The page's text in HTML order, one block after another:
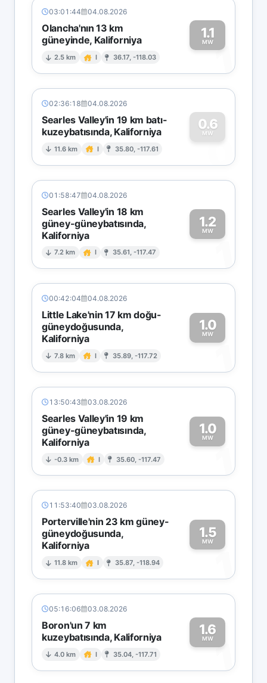
03:01:44 04.08.2026
Olancha'nın 13 km
güneyinde, Kaliforniya
2.5 km I 36.17, -118.03
1.1
MW1
02:36:18 04.08.2026
Searles Valley'in 19 km batı-
kuzeybatısında, Kaliforniya
11.6 km I 35.80, -117.61
0.6
MW
0
01:58:47 04.08.2026
Searles Valley'in 18 km
güney-güneybatısında,
Kaliforniya
7.2 km I 35.61, -117.47
1.2
MW
1
00:42:04 04.08.2026
Little Lake'nin 17 km doğu-
güneydoğusunda,
Kaliforniya
7.8 km I 35.89, -117.72
1.0
MW
1
13:50:43 03.08.2026
Searles Valley'in 19 km
güney-güneybatısında,
Kaliforniya
-0.3 km I 35.60, -117.47
1.0
MW
1
11:53:40 03.08.2026
Porterville'nin 23 km güney-
güneydoğusunda,
Kaliforniya
11.8 km I 35.87, -118.94
1.5
MW
1
05:16:06 03.08.2026
Boron'un 7 km
kuzeybatısında, Kaliforniya
4.0 km I 35.04, -117.71
1.6
MW1